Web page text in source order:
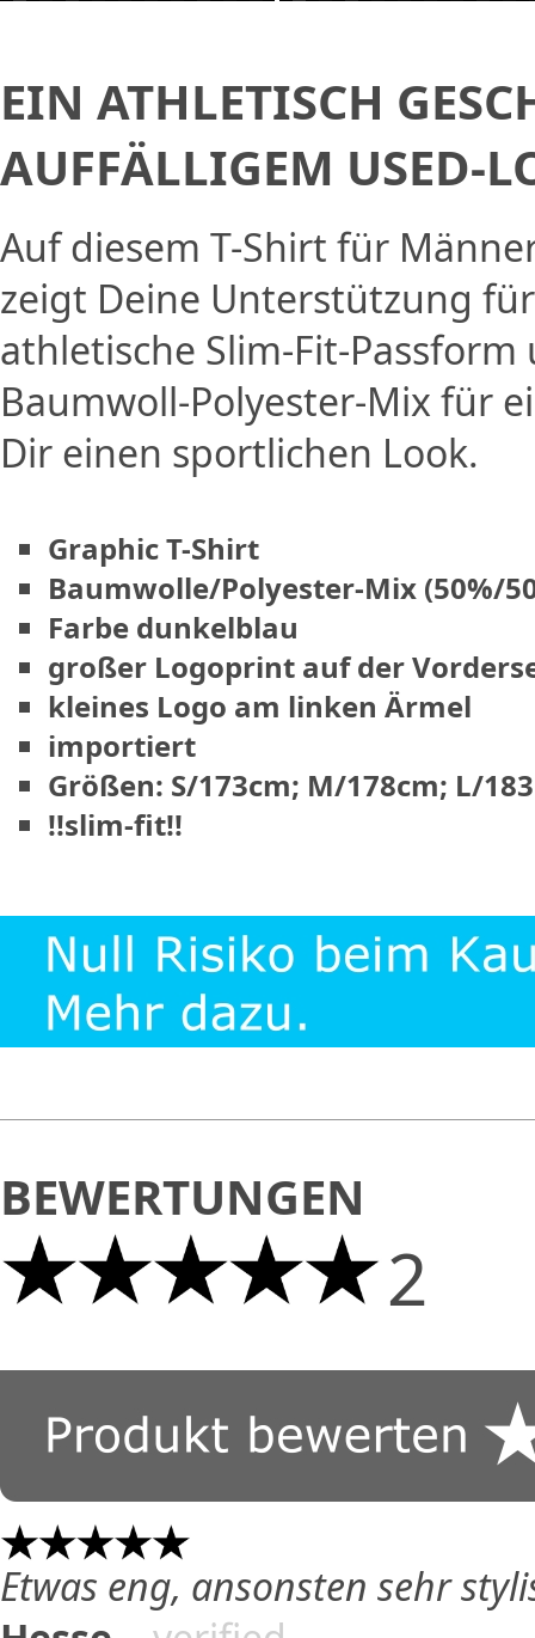
EIN ATHLETISCH
AUFFÄLLIGEM USED-
Auf diesem T-Shirt für
zeigt Deine Unterstützung
athletische Slim-Fit-
Baumwoll-Polyester-Mix für
Dir einen sportlichen Look.
Graphic T-Shirt
Baumwolle/Polyester-Mix (50%/
Farbe dunkelblau
großer Logoprint auf der
kleines Logo am linken Ärmel
importiert
Größen: S/173cm; M/178cm; L/
!!slim-fit!!
BEWERTUNGEN
2
Etwas eng, ansonsten sehr